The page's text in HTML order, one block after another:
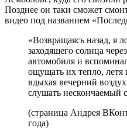
Позднее он таки сможет
видео под названием
«Возвращаясь назад, я
заходящего солнца
автомобиля и
ощущать их тепло, летя
вдыхая вечерний
слушать нескончаемый
(страница Андрея
года)